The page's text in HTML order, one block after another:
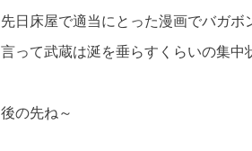
先日床屋で適当にとった漫画でバガ
言って武蔵は涎を垂らすくらいの集
後の先ね～